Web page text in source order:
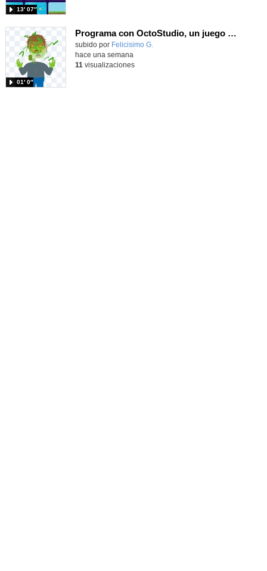
13′ 07″
Programa con OctoStudio, un juego homenajeando al House of the dead con Zombies
Contenido educativo.
subido por Felicisimo G.
01′ 0″
hace una semana
11 visualizaciones